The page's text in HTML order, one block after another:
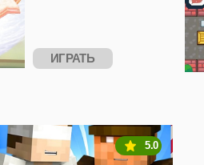
ИГРАТЬ
5.0